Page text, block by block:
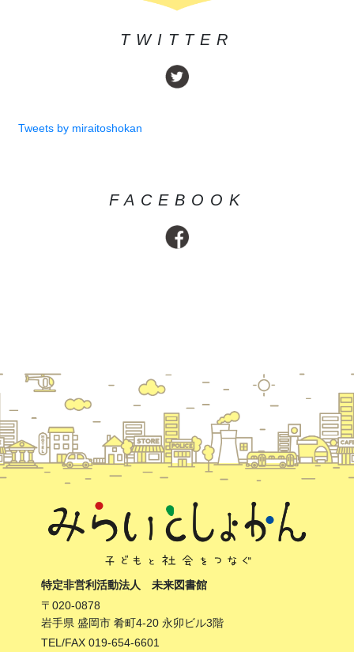
TWITTER
Tweets by miraitoshokan
FACEBOOK
特定非営利活動法人 未来図書館
〒020-0878
岩手県 盛岡市 肴町4-20 永卯ビル3階
TEL/FAX 019-654-6601